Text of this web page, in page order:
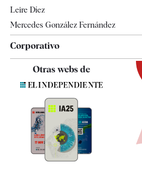
Leire Díez
Mercedes González Fernández
Corporativo
Quiénes somos
Especificaciones
Otras webs de